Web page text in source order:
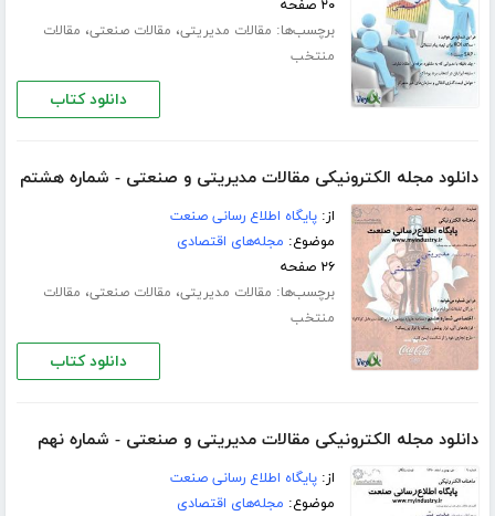
۲۰ صفحه
برچسب‌ها: مقالات مدیریتی، مقالات صنعتی، مقالات
منتخب
دانلود کتاب
دانلود مجله الکترونیکی مقالات مدیریتی و صنعتی - شماره هشتم
از:پایگاه اطلاع رسانی صنعت
موضوع: مجله‌های اقتصادی
۲۶ صفحه
برچسب‌ها: مقالات مدیریتی، مقالات صنعتی، مقالات
منتخب
دانلود کتاب
دانلود مجله الکترونیکی مقالات مدیریتی و صنعتی - شماره نهم
از:پایگاه اطلاع رسانی صنعت
موضوع: مجله‌های اقتصادی